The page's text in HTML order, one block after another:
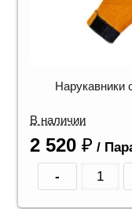
Нарукавники
В наличии
2 520 ₽ /
-